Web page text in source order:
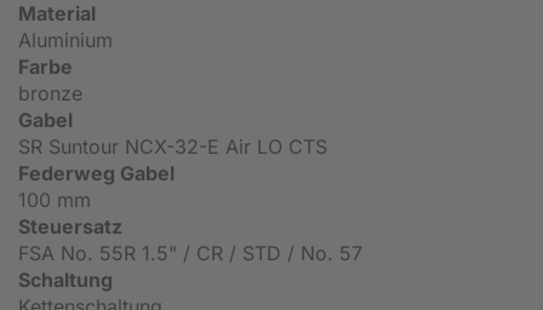
Material
Aluminium
Farbe
bronze
Gabel
SR Suntour NCX-32-E Air LO CTS
Federweg Gabel
100 mm
Steuersatz
FSA No. 55R 1.5" / CR / STD / No. 57
Schaltung